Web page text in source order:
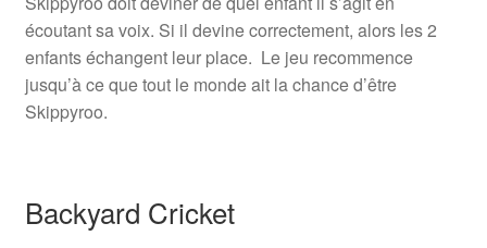
écoutant sa voix. Si il devine correctement, alors les 2
enfants échangent leur place. Le jeu recommence
jusqu’à ce que tout le monde ait la chance d’être
Skippyroo.
Backyard Cricket